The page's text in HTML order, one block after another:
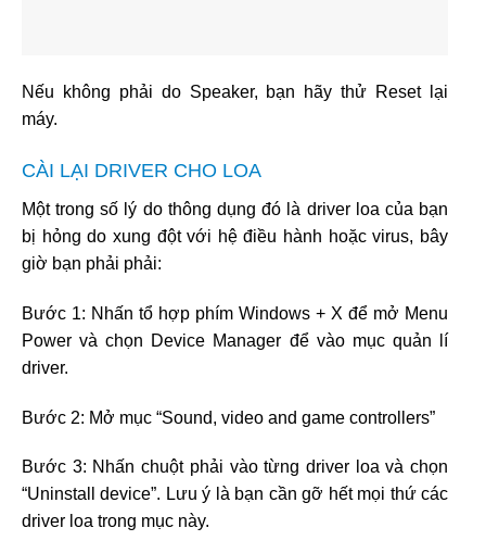
Nếu không phải do Speaker, bạn hãy thử Reset lại
máy.
CÀI LẠI DRIVER CHO LOA
Một trong số lý do thông dụng đó là driver loa của bạn
bị hỏng do xung đột với hệ điều hành hoặc virus, bây
giờ bạn phải phải:
Bước 1: Nhấn tổ hợp phím Windows + X để mở Menu
Power và chọn Device Manager để vào mục quản lí
driver.
Bước 2: Mở mục “Sound, video and game controllers”
Bước 3: Nhấn chuột phải vào từng driver loa và chọn
“Uninstall device”. Lưu ý là bạn cần gỡ hết mọi thứ các
driver loa trong mục này.